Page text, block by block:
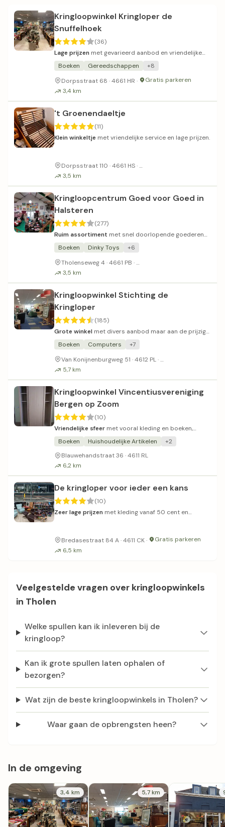
Kringloopwinkel Kringloper de
Snuffelhoek
(36)
Lage prijzen met gevarieerd aanbod en vriendelijke
bediening.
Boeken Gereedschappen
+8
Dorpsstraat 68 · 4661 HR ·
Gratis parkeren
3,4 km
't Groenendaeltje
(11)
Klein winkeltje met vriendelijke service en lage prijzen.
Dorpsstraat 110 · 4661 HS ·
3,5 km
Kringloopcentrum Goed voor Goed in
Halsteren
(277)
Ruim assortiment met snel doorlopende goederen
en regelmatige aanbiedingen.
Boeken Dinky Toys
+6
Tholenseweg 4 · 4661 PB ·
3,5 km
Kringloopwinkel Stichting de
Kringloper
(185)
Grote winkel met divers aanbod maar aan de prijzige
kant voor een kringloop.
Boeken Computers
+7
Van Konijnenburgweg 51 · 4612 PL ·
5,7 km
Kringloopwinkel Vincentiusvereniging
Bergen op Zoom
(10)
Vriendelijke sfeer met vooral kleding en boeken,
meubelafdeling is een aanrader.
Boeken Huishoudelijke Artikelen
+2
Blauwehandstraat 36 · 4611 RL
6,2 km
De kringloper voor ieder een kans
(10)
Zeer lage prijzen met kleding vanaf 50 cent en
Bredasestraat 84 A · 4611 CK ·
Gratis parkeren
6,5 km
Veelgestelde vragen over kringloopwinkels
in Tholen
Welke spullen kan ik inleveren bij de
kringloop?
Kan ik grote spullen laten ophalen of
bezorgen?
Wat zijn de beste kringloopwinkels in Tholen?
Waar gaan de opbrengsten heen?
In de omgeving
3,4 km 5,7 km